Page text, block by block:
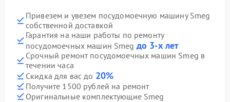
Привезем и увезем посудомоечную машину Smeg
собственной доставкой
Гарантия на наши работы по ремонту
посудомоечных машин Smeg до 3-х лет
Срочный ремонт посудомоечных машин Smeg в
течении часа
Скидка для вас до 20%
Получите 1500 рублей на ремонт
Оригинальные комплектующие Smeg